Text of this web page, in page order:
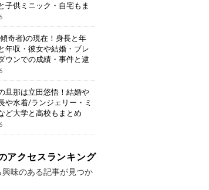
子供ミニック・自宅もま
奇者)の現在！身長と年
年収・彼女や結婚・ブレ
ウンでの成績・事件と逮
旦那は立田悠悟！結婚や
や水着/ランジェリー・ミ
ど大学と高校もまとめ
アクセスランキング
味のある記事が見つか